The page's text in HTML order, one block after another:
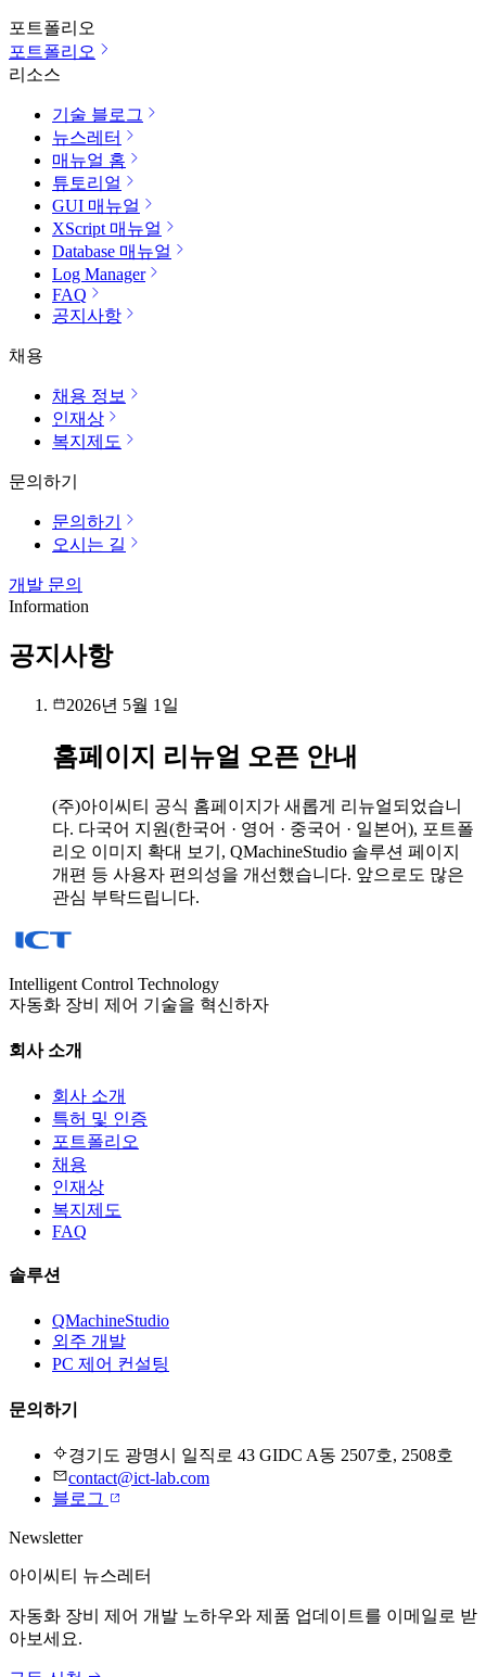
포트폴리오
포트폴리오
리소스
기술 블로그
뉴스레터
매뉴얼 홈
튜토리얼
GUI 매뉴얼
XScript 매뉴얼
Database 매뉴얼
Log Manager
FAQ
공지사항
채용
채용 정보
인재상
복지제도
문의하기
문의하기
오시는 길
개발 문의
Information
공지사항
2026년 5월 1일
홈페이지 리뉴얼 오픈 안내
(주)아이씨티 공식 홈페이지가 새롭게 리뉴얼되었습니
다. 다국어 지원(한국어 · 영어 · 중국어 · 일본어), 포트폴
리오 이미지 확대 보기, QMachineStudio 솔루션 페이지
개편 등 사용자 편의성을 개선했습니다. 앞으로도 많은
관심 부탁드립니다.
Intelligent Control Technology
자동화 장비 제어 기술을 혁신하자
회사 소개
회사 소개
특허 및 인증
포트폴리오
채용
인재상
복지제도
FAQ
솔루션
QMachineStudio
외주 개발
PC 제어 컨설팅
문의하기
경기도 광명시 일직로 43 GIDC A동 2507호, 2508호
contact@ict-lab.com
블로그
Newsletter
아이씨티 뉴스레터
자동화 장비 제어 개발 노하우와 제품 업데이트를 이메일로 받
아보세요.